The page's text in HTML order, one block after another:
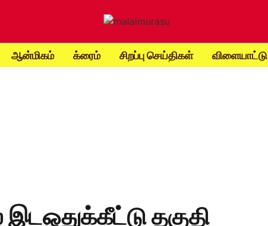
ஆன்மிகம் க்ரைம் சிறப்பு செய்திகள் விளையாட்டு
தகுதி